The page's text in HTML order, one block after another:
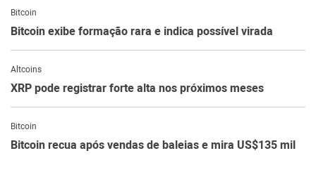
Bitcoin
Bitcoin exibe formação rara e indica possível virada
Altcoins
XRP pode registrar forte alta nos próximos meses
Bitcoin
Bitcoin recua após vendas de baleias e mira US$135 mil